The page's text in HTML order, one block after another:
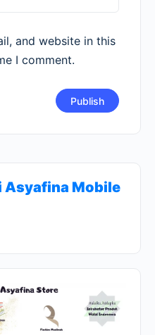
and website in this
I comment.
Asyafina Mobile